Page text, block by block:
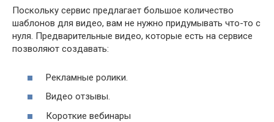
Поскольку сервис предлагает большое количество
шаблонов для видео, вам не нужно придумывать что-то с
нуля. Предварительные видео, которые есть на сервисе
позволяют создавать:
Рекламные ролики.
Видео отзывы.
Короткие вебинары